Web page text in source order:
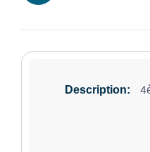
Description: